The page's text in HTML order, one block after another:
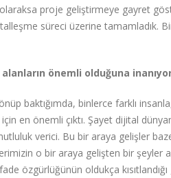
proje geliştirmeye gayret
süreci üzerine tamamladık.
alanların önemli olduğuna
baktığımda, binlerce farklı
en önemli çıktı. Şayet dijital
verici. Bu bir araya gelişler
o bir araya gelişten bir
özgürlüğünün oldukça